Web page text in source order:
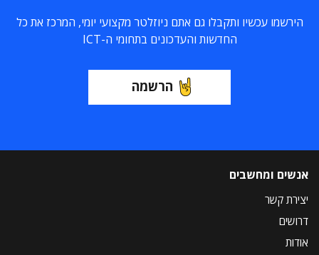
הירשמו עכשיו ותקבלו גם אתם ניוזלטר מקצועי יומי, המרכז את כל
החדשות והעדכונים בתחומי ה-ICT
הרשמה
אנשים ומחשבים
יצירת קשר
דרושים
אודות